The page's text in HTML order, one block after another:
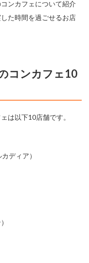
ンカフェについて紹介
た時間を過ごせるお店
コンカフェ10
は以下10店舗です。
ディア）